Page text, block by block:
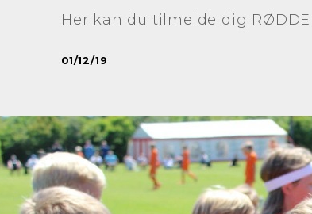
Her kan du tilmelde dig
01/12/19